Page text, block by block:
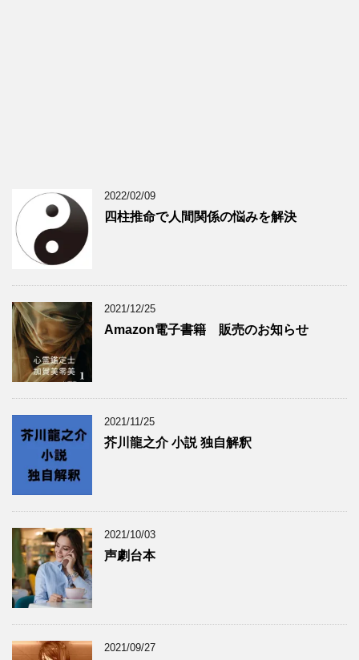
2022/02/09
四柱推命で人間関係の悩みを解決
2021/12/25
Amazon電子書籍 販売のお知らせ
2021/11/25
芥川龍之介 小説 独自解釈
2021/10/03
声劇台本
2021/09/27